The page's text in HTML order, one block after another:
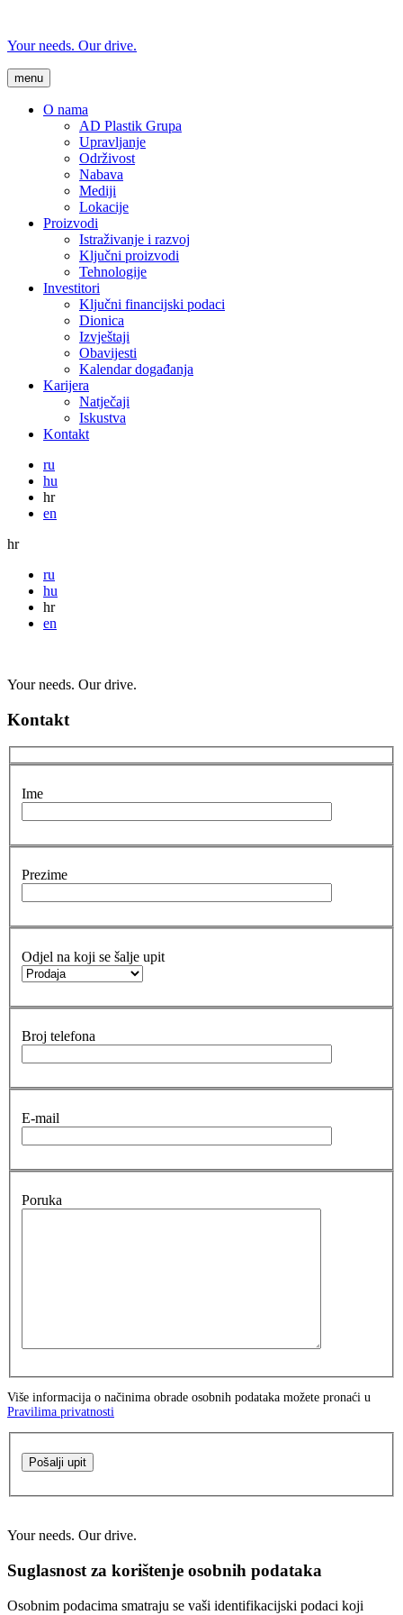
Your needs. Our drive.
menu
O nama
AD Plastik Grupa
Upravljanje
Održivost
Nabava
Mediji
Lokacije
Proizvodi
Istraživanje i razvoj
Ključni proizvodi
Tehnologije
Investitori
Ključni financijski podaci
Dionica
Izvještaji
Obavijesti
Kalendar događanja
Karijera
Natječaji
Iskustva
Kontakt
ru
hu
hr
en
hr
ru
hu
hr
en
Your needs. Our drive.
Kontakt
Ime
Prezime
Odjel na koji se šalje upit
Broj telefona
E-mail
Poruka
Više informacija o načinima obrade osobnih podataka možete pronaći u
Pravilima privatnosti
Pošalji upit
Your needs. Our drive.
Suglasnost za korištenje osobnih podataka
Osobnim podacima smatraju se vaši identifikacijski podaci koji